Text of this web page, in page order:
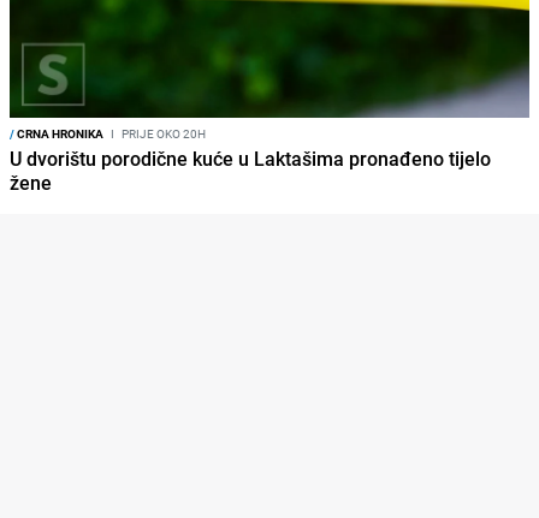
/CRNA HRONIKA I PRIJE OKO 20H
U dvorištu porodične kuće u Laktašima pronađeno tijelo
žene